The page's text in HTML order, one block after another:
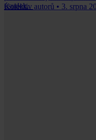
úsudek.
Kolektiv autorů • 3. srpna